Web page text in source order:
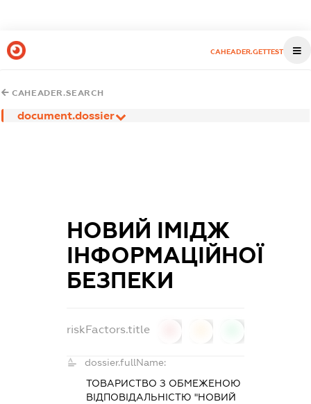
CAHEADER.GETTEST
CAHEADER.SEARCH
document.dossier
НОВИЙ ІМІДЖ
ІНФОРМАЦІЙНОЇ
БЕЗПЕКИ
riskFactors.title
dossier.fullName:
ТОВАРИСТВО З ОБМЕЖЕНОЮ
ВІДПОВІДАЛЬНІСТЮ "НОВИЙ